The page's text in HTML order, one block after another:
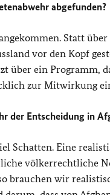
abgefunden?
Statt
vor den Kopf
über ein Programm,
zur Mitwirkung
der Entscheidung in
Schatten. Eine
völkerrechtliche
brauchen wir